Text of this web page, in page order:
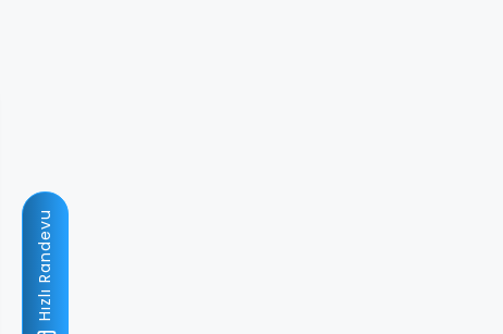
Hızlı Randevu